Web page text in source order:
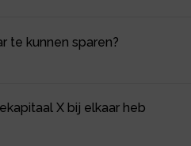
te kunnen sparen?
X bij elkaar heb